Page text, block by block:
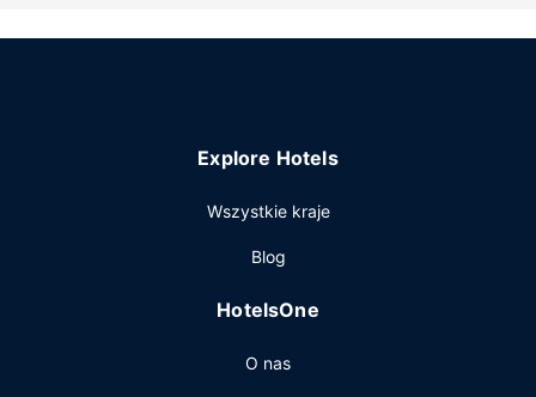
Explore Hotels
Wszystkie kraje
Blog
HotelsOne
O nas